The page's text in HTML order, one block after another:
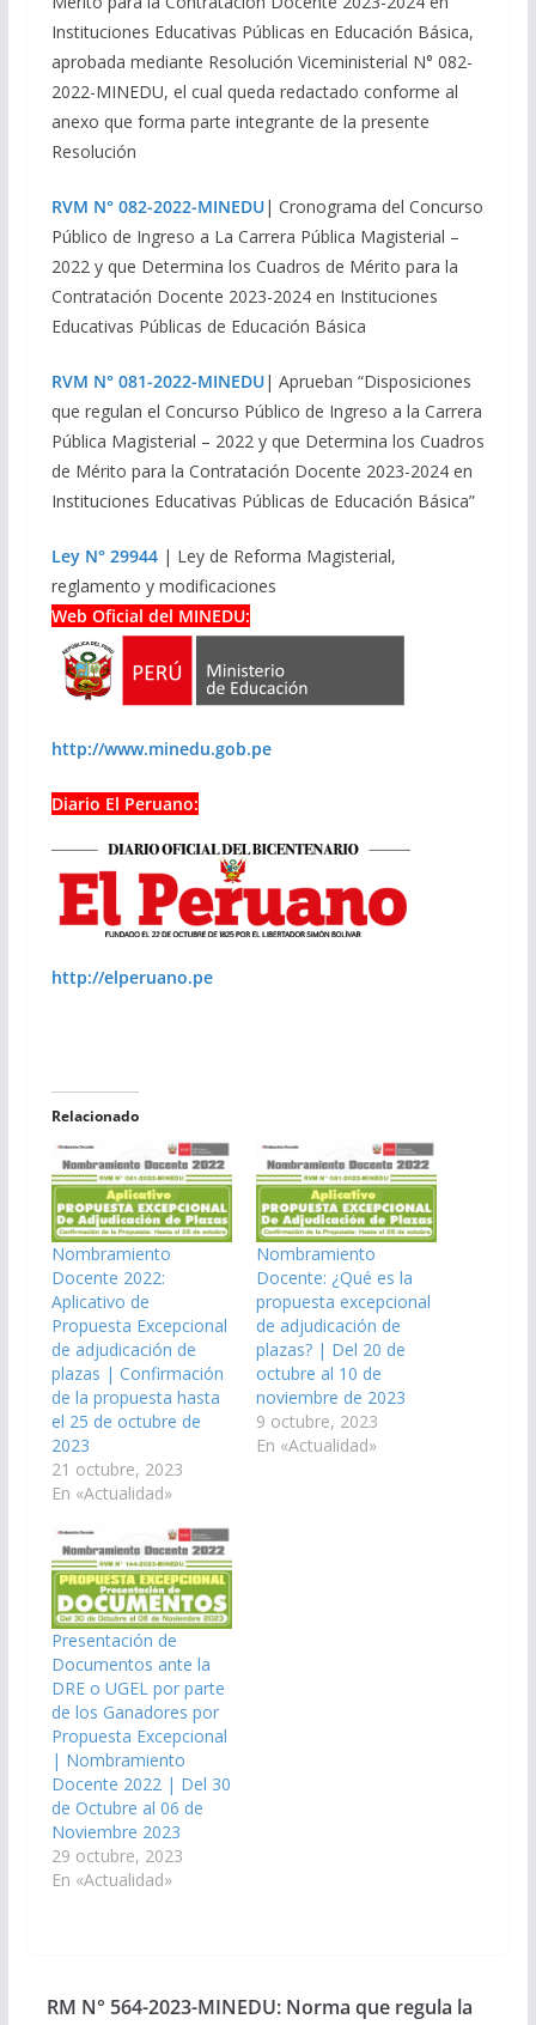
Instituciones Educativas Públicas en Educación Básica,
aprobada mediante Resolución Viceministerial N° 082-
2022-MINEDU, el cual queda redactado conforme al
anexo que forma parte integrante de la presente
Resolución
RVM N° 082-2022-MINEDU| Cronograma del Concurso
Público de Ingreso a La Carrera Pública Magisterial –
2022 y que Determina los Cuadros de Mérito para la
Contratación Docente 2023-2024 en Instituciones
Educativas Públicas de Educación Básica
RVM N° 081-2022-MINEDU| Aprueban “Disposiciones
que regulan el Concurso Público de Ingreso a la Carrera
Pública Magisterial – 2022 y que Determina los Cuadros
de Mérito para la Contratación Docente 2023-2024 en
Instituciones Educativas Públicas de Educación Básica”
Ley N° 29944| Ley de Reforma Magisterial,
reglamento y modificaciones
Web Oficial del MINEDU:
http://www.minedu.gob.pe
Diario El Peruano:
http://elperuano.pe
Relacionado
Nombramiento
Docente 2022:
Aplicativo de
Propuesta Excepcional
de adjudicación de
plazas | Confirmación
de la propuesta hasta
el 25 de octubre de
2023
21 octubre, 2023
En «Actualidad»
Nombramiento
Docente: ¿Qué es la
propuesta excepcional
de adjudicación de
plazas? | Del 20 de
octubre al 10 de
noviembre de 2023
9 octubre, 2023
En «Actualidad»
Presentación de
Documentos ante la
DRE o UGEL por parte
de los Ganadores por
Propuesta Excepcional
| Nombramiento
Docente 2022 | Del 30
de Octubre al 06 de
Noviembre 2023
29 octubre, 2023
En «Actualidad»
RM N° 564-2023-MINEDU: Norma que regula la